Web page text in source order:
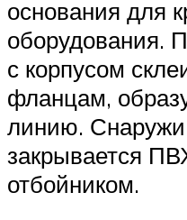
основания для
оборудования.
с корпусом
фланцам,
линию.
закрывается
отбойником.